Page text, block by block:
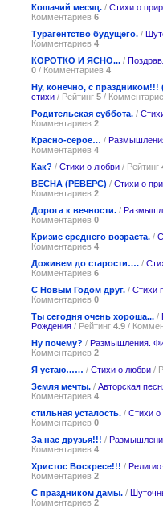
Кошачий месяц. / Стихи о
Комментариев 6
Турагентство будущего. /
Комментариев 4
КОРОТКО И ЯСНО... /
0 / Комментариев 4
Ну, конечно, с праздником!!!
стихи / Рейтинг 5 /
Родительская суббота. /
Комментариев 2
Красно-серое… /
Комментариев 4
Как? / Стихи о любви / Рейтинг
ВЕСНА (РЕВЕРС) / Стихи о
Комментариев 2
Дорога к вечности. /
Комментариев 0
Кризис среднего возраста. /
Комментариев 4
Доживем до старости…. /
Комментариев 6
С Новым Годом друг. / Стихи
Комментариев 0
Ты сегодня очень хороша... /
Рождения / Рейтинг 4.9 /
Ну почему? / Размышления.
Комментариев 2
Я устаю…… / Стихи о любви /
Земля мечты. / Авторская
Комментариев 4
стильная усталость. / Стихи о
Комментариев 0
За нас друзья!!! /
Комментариев 4
Христос Воскресе!!! /
Комментариев 2
С праздником дамы. /
Комментариев 2